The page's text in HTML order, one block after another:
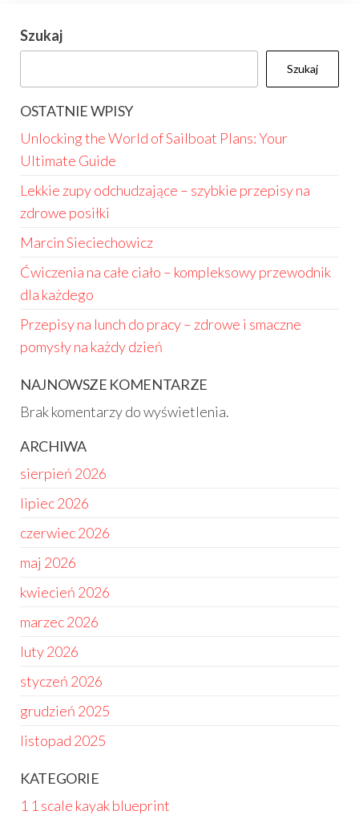
Szukaj
Szukaj
OSTATNIE WPISY
Unlocking the World of Sailboat Plans: Your
Ultimate Guide
Lekkie zupy odchudzające – szybkie przepisy na
zdrowe posiłki
Marcin Sieciechowicz
Ćwiczenia na całe ciało – kompleksowy przewodnik
dla każdego
Przepisy na lunch do pracy – zdrowe i smaczne
pomysły na każdy dzień
NAJNOWSZE KOMENTARZE
Brak komentarzy do wyświetlenia.
ARCHIWA
sierpień 2026
lipiec 2026
czerwiec 2026
maj 2026
kwiecień 2026
marzec 2026
luty 2026
styczeń 2026
grudzień 2025
listopad 2025
KATEGORIE
1 1 scale kayak blueprint